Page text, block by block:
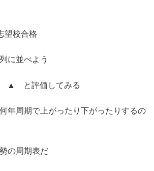
校合格
に並べよう
▲ と評価してみる
年周期で上がったり下がったりするの
の周期表だ